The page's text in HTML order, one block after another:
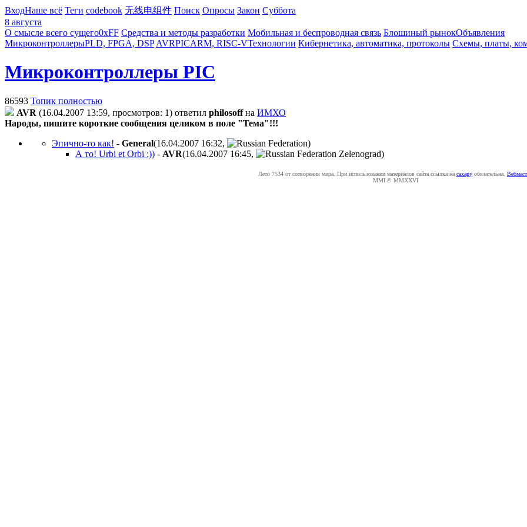
ВходНаше всё Теги codebook 无线电组件 Поиск Опросы Закон Суббота
8 августа
О смысле всего сущего0xFF Средства и методы разработки Мобильная и беспроводная связь Блошиный рынокОбъявления
МикроконтроллерыPLD, FPGA, DSP AVRPICARM, RISC-VТехнологии Кибернетика, автоматика, протоколы Схемы, платы,
Микроконтроллеры PIC
86593 Топик полностью
AVR (16.04.2007 13:59, просмотров: 1) ответил philosoffна ИМХО
Народы, пишите короткие сообщения целиком в поле "Тема"!!!
Эпично-то как! - General(16.04.2007 16:32,
)
А то! Urbi et Orbi :)) - AVR(16.04.2007 16:45, )
Лето 7534 от сотворения мира. При использовании материалов сайта ссылка на caxapу обязательна.
MMI © MMXXVI